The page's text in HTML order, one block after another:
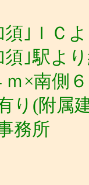
｣ＩＣ
｣駅よ
×南側
り(附属
務所